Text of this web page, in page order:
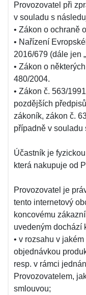
Provozovatel při
v souladu s
• Zákon o ochraně
• Nařízení
2016/679 (dále jen
• Zákon o
480/2004.
• Zákon č. 563/
pozdějších
zákoník, zákon č.
případně v souladu
Účastník je
která nakupuje od
Provozovatel je
tento internetový
koncovému
uvedeným dochází
• v rozsahu v
objednávkou
resp. v rámci
Provozovatelem,
smlouvou;